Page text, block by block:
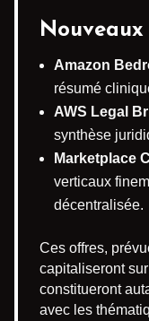
Amazon
résumé
AWS Legal
synthèse
Marketplace
verticaux
décentralisée.
Ces offres,
capitaliseront
constitueront
avec les